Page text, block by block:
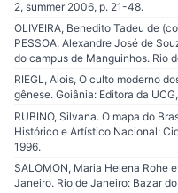
2, summer 2006, p. 21-48.
OLIVEIRA, Benedito Tadeu de
PESSOA, Alexandre José de
do campus de Manguinhos. Rio
RIEGL, Alois, O culto moderno
gênese. Goiânia: Editora da
RUBINO, Silvana. O mapa do
Histórico e Artístico Nacional:
1996.
SALOMON, Maria Helena Rohe
Janeiro. Rio de Janeiro: Bazar